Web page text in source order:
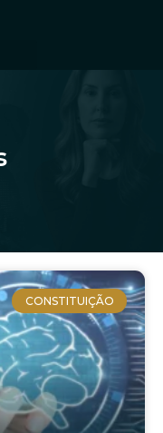
CONSTITUIÇÃO